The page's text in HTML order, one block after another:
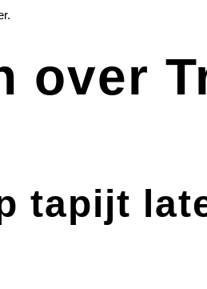
over
tapijt